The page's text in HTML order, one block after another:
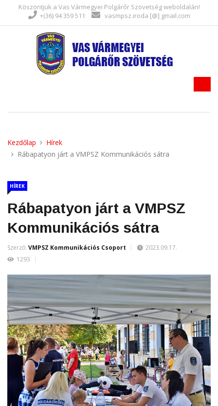
Köszöntjük a Vas Vármegyei Polgárőr Szövetség weboldalán!
+(36) 94 359 511
vasmpsz.iroda [@] gmail.com
Kezdőlap
Hírek
Rábapatyon járt a VMPSZ Kommunikációs sátra
HÍREK
Rábapatyon járt a VMPSZ
Kommunikációs sátra
Szerző: VMPSZ Kommunikációs Csoport
2023.09.17.
1293